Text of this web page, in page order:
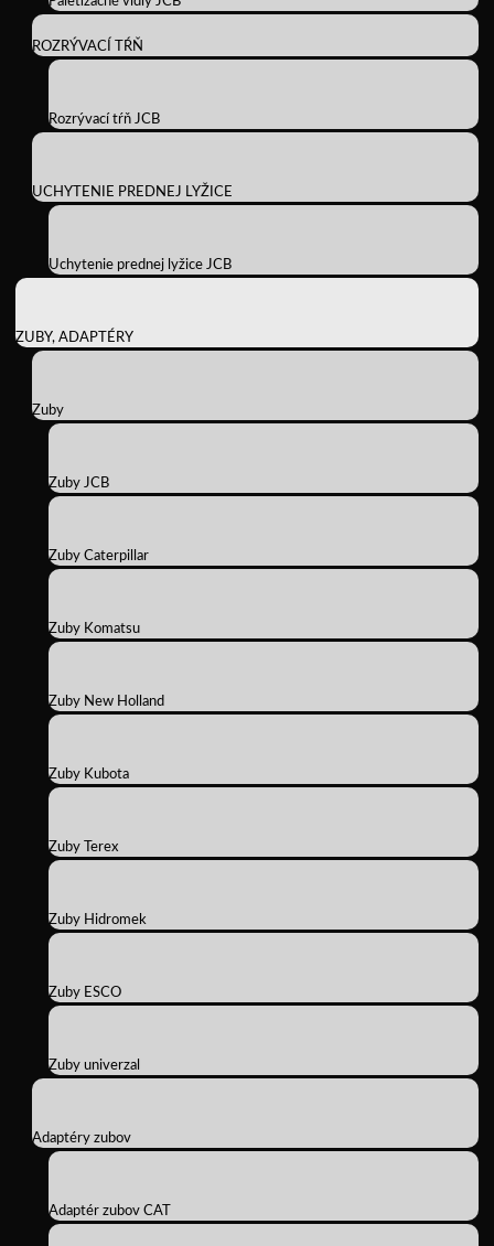
ROZRÝVACÍ TŔŇ
Rozrývací tŕň JCB
UCHYTENIE PREDNEJ LYŽICE
Uchytenie prednej lyžice JCB
ZUBY, ADAPTÉRY
Zuby
Zuby JCB
Zuby Caterpillar
Zuby Komatsu
Zuby New Holland
Zuby Kubota
Zuby Terex
Zuby Hidromek
Zuby ESCO
Zuby univerzal
Adaptéry zubov
Adaptér zubov CAT